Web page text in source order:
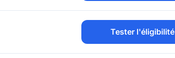
Tester l'éligibilité